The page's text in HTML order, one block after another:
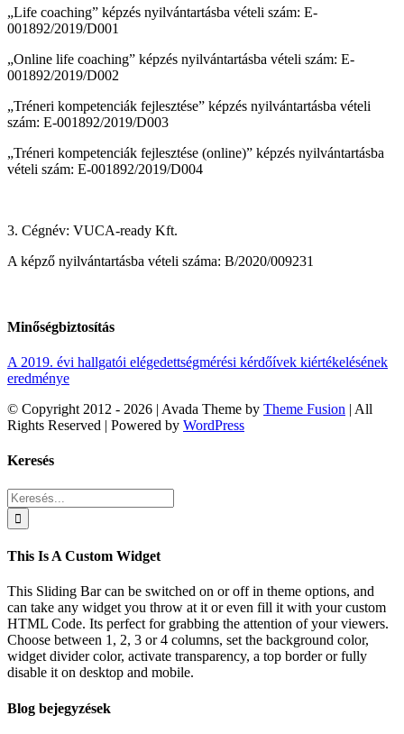
„Life coaching” képzés nyilvántartásba vételi szám: E-
001892/2019/D001
„Online life coaching” képzés nyilvántartásba vételi szám: E-
001892/2019/D002
„Tréneri kompetenciák fejlesztése” képzés nyilvántartásba vételi
szám: E-001892/2019/D003
„Tréneri kompetenciák fejlesztése (online)” képzés nyilvántartásba
vételi szám: E-001892/2019/D004
3. Cégnév: VUCA-ready Kft.
A képző nyilvántartásba vételi száma: B/2020/009231
Minőségbiztosítás
A 2019. évi hallgatói elégedettségmérési kérdőívek kiértékelésének
eredménye
© Copyright 2012 - 2026 | Avada Theme by Theme Fusion | All
Rights Reserved | Powered by WordPress
Toggle
Bar
Area
Keresés
Keresés...
This Is A Custom Widget
This Sliding Bar can be switched on or off in theme options, and
can take any widget you throw at it or even fill it with your custom
HTML Code. Its perfect for grabbing the attention of your viewers.
Choose between 1, 2, 3 or 4 columns, set the background color,
widget divider color, activate transparency, a top border or fully
disable it on desktop and mobile.
Blog bejegyzések